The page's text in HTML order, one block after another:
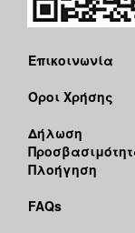
Επικοινωνία
Όροι Χρήσης
Δήλωση
Πλοήγηση
FAQs